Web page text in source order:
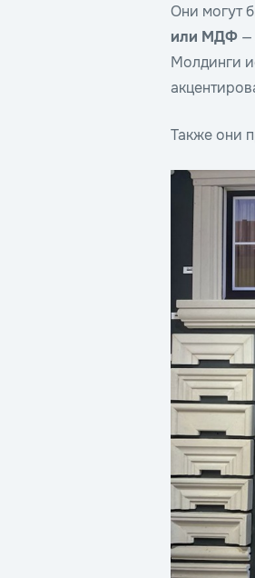
Они могут
или МДФ —
Молдинги
Также они